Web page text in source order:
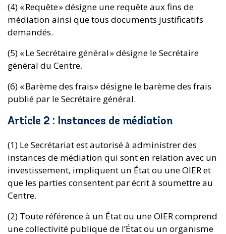
(4) « Requête » désigne une requête aux fins de
médiation ainsi que tous documents justificatifs
demandés.
(5) « Le Secrétaire général » désigne le Secrétaire
général du Centre.
(6) « Barème des frais » désigne le barème des frais
publié par le Secrétaire général.
Article 2 : Instances de médiation
(1) Le Secrétariat est autorisé à administrer des
instances de médiation qui sont en relation avec un
investissement, impliquent un État ou une OIER et
que les parties consentent par écrit à soumettre au
Centre.
(2) Toute référence à un État ou une OIER comprend
une collectivité publique de l’État ou un organisme